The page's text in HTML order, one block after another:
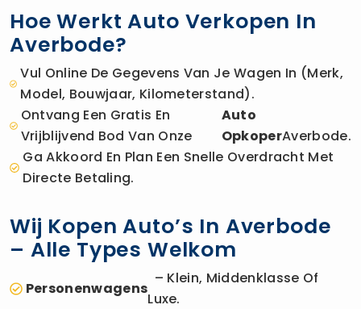
Hoe Werkt Auto Verkopen In
Averbode?
Vul Online De Gegevens Van Je Wagen In (merk,
Model, Bouwjaar, Kilometerstand).
Ontvang Een Gratis En
Vrijblijvend Bod Van Onze
Auto
OpkoperAverbode.
Ga Akkoord En Plan Een Snelle Overdracht Met
Directe Betaling.
Wij Kopen Auto’s In Averbode
– Alle Types Welkom
Personenwagens
– Klein, Middenklasse Of
Luxe.